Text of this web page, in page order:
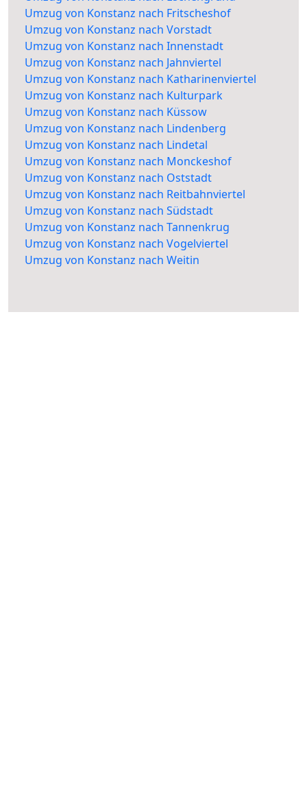
Umzug von Konstanz nach Fritscheshof
Umzug von Konstanz nach Vorstadt
Umzug von Konstanz nach Innenstadt
Umzug von Konstanz nach Jahnviertel
Umzug von Konstanz nach Katharinenviertel
Umzug von Konstanz nach Kulturpark
Umzug von Konstanz nach Küssow
Umzug von Konstanz nach Lindenberg
Umzug von Konstanz nach Lindetal
Umzug von Konstanz nach Monckeshof
Umzug von Konstanz nach Oststadt
Umzug von Konstanz nach Reitbahnviertel
Umzug von Konstanz nach Südstadt
Umzug von Konstanz nach Tannenkrug
Umzug von Konstanz nach Vogelviertel
Umzug von Konstanz nach Weitin